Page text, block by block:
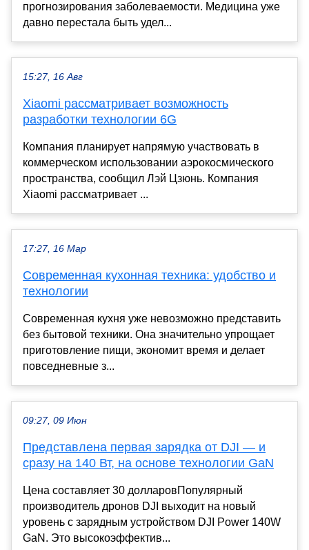
прогнозирования заболеваемости. Медицина уже
давно перестала быть удел...
15:27, 16 Авг
Xiaomi рассматривает возможность
разработки технологии 6G
Компания планирует напрямую участвовать в
коммерческом использовании аэрокосмического
пространства, сообщил Лэй Цзюнь. Компания
Xiaomi рассматривает ...
17:27, 16 Мар
Современная кухонная техника: удобство и
технологии
Современная кухня уже невозможно представить
без бытовой техники. Она значительно упрощает
приготовление пищи, экономит время и делает
повседневные з...
09:27, 09 Июн
Представлена первая зарядка от DJI — и
сразу на 140 Вт, на основе технологии GaN
Цена составляет 30 долларовПопулярный
производитель дронов DJI выходит на новый
уровень с зарядным устройством DJI Power 140W
GaN. Это высокоэффектив...